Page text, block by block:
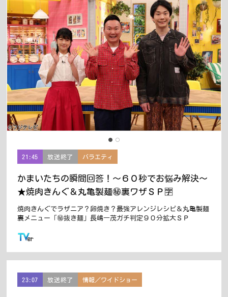
21:45 放送終了 バラエティ
かまいたちの瞬間回答！〜６０秒でお悩み解決〜
★焼肉きんぐ＆丸亀製麺㊙裏ワザＳＰ🈑
焼肉きんぐでラザニア？卵焼き？最強アレンジレシピ＆丸亀製麺
裏メニュー「㊙抜き麺」長嶋一茂ガチ判定９０分拡大ＳＰ
23:07 放送終了 情報／ワイドショー